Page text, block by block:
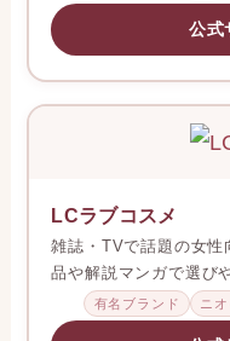
女性スタッフが運営す
と、体験記やQ&Aも充
女性運営で安心 ポ